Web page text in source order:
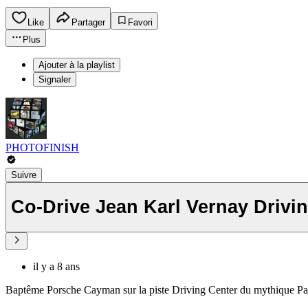
Like Partager
Favori
Plus
Ajouter à la playlist
Signaler
PHOTOFINISH
Suivre
Co-Drive Jean Karl Vernay
il y a 8 ans
Baptême Porsche Cayman sur la piste Driving Center du mythique